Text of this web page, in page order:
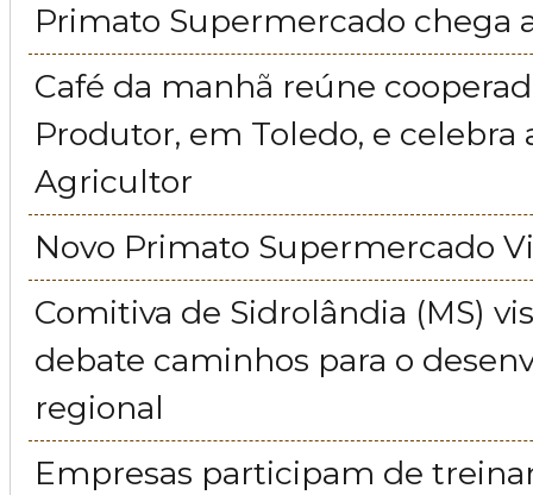
Primato Supermercado chega
Café da manhã reúne
Produtor, em Toledo, e celebra
Agricultor
Novo Primato Supermercado
Comitiva de Sidrolândia (MS)
debate caminhos para o
regional
Empresas participam de